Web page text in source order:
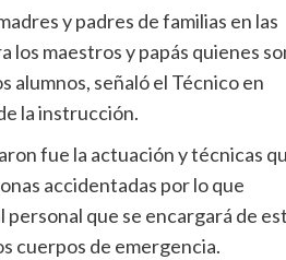
y padres de familias en las
los maestros y papás quienes
alumnos, señaló el Técnico en
la instrucción.
fue la actuación y técnicas
accidentadas por lo que
que se encargará de
cuerpos de emergencia.